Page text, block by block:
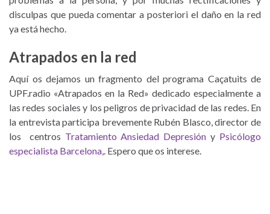
disculpas que pueda comentar a posteriori el daño en la red
ya está hecho.
Atrapados en la red
Aquí os dejamos un fragmento del programa Caçatuits de
UPF.radio «Atrapados en la Red» dedicado especialmente a
las redes sociales y los peligros de privacidad de las redes. En
la entrevista participa brevemente Rubén Blasco, director de
los centros Tratamiento Ansiedad Depresión y Psicólogo
especialista Barcelona,. Espero que os interese.